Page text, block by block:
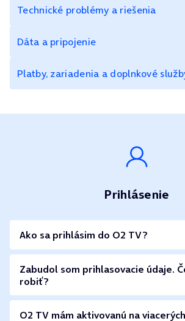
Technické problémy a riešenia
Dáta a pripojenie
Platby, zariadenia a doplnkové
Prihlásenie
Ako sa prihlásim do O2 TV?
Zabudol som prihlasovacie údaje.
robiť?
O2 TV mám aktivovanú na viacerých